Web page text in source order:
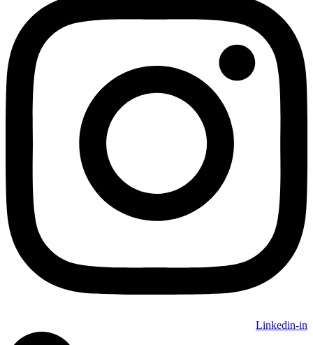
Linkedin-in